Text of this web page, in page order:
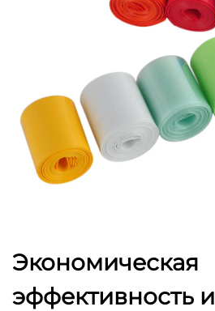
Экономическая
эффективность и